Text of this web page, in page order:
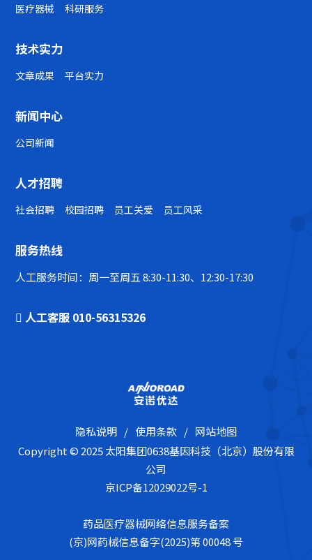
医疗器械 科研服务
技术实力
文章成果 平台实力
新闻中心
公司新闻
人才招聘
社会招聘 校园招聘 员工关爱 员工风采
服务热线
人工服务时间：周一至周五 8:30-11:30、12:30-17:30
人工客服 010-56315326
隐私说明 / 使用条款 / 网站地图
Copyright © 2025 太阳集团0638基因科技（北京）股份有限
公司
京ICP备12029022号-1
药品医疗器械网络信息服务备案
(京)网药械信息备字(2025)第 00048 号